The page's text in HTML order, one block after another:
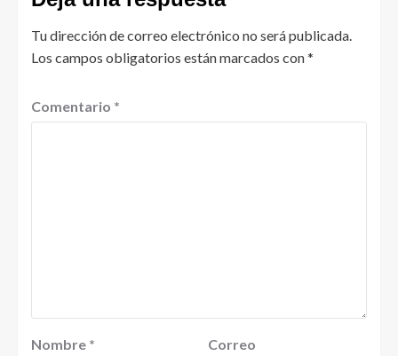
Tu dirección de correo electrónico no será publicada.
Los campos obligatorios están marcados con*
Comentario *
Nombre *
Correo